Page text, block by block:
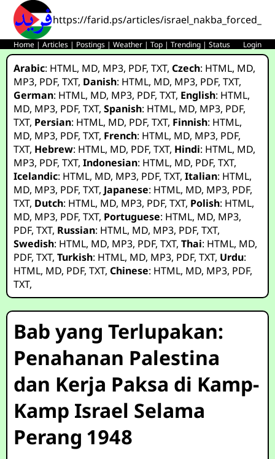
https://farid.ps/articles/
Home |Articles | Postings |Weather |Top |Trending |Status Login
Arabic: HTML, MD, MP3, PDF,TXT,Czech: HTML, MD,
MP3, PDF,TXT, Danish: HTML, MD, MP3, PDF,TXT,
German: HTML, MD, MP3, PDF,TXT, English: HTML,
MD, MP3, PDF,TXT,Spanish: HTML, MD, MP3, PDF,
TXT, Persian: HTML, MD, PDF,TXT, Finnish: HTML,
MD, MP3, PDF,TXT, French: HTML, MD, MP3, PDF,
TXT, Hebrew: HTML, MD, PDF,TXT, Hindi: HTML, MD,
MP3, PDF,TXT,Indonesian: HTML, MD, PDF,TXT,
Icelandic: HTML, MD, MP3, PDF,TXT,Italian: HTML,
MD, MP3, PDF,TXT, Japanese: HTML, MD, MP3, PDF,
TXT, Dutch: HTML, MD, MP3, PDF,TXT, Polish: HTML,
MD, MP3, PDF,TXT, Portuguese: HTML, MD, MP3,
PDF,TXT, Russian: HTML, MD, MP3, PDF,TXT,
Swedish: HTML, MD, MP3, PDF,TXT,Thai: HTML, MD,
PDF,TXT,Turkish: HTML, MD, MP3, PDF,TXT, Urdu:
HTML, MD, PDF,TXT,Chinese: HTML, MD, MP3, PDF,
TXT,
Bab yang Terlupakan:
Penahanan Palestina
dan Kerja Paksa di Kamp-
Kamp Israel Selama
Perang 1948